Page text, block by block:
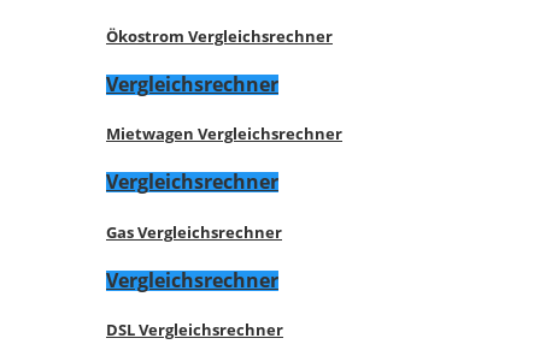
Ökostrom Vergleichsrechner
Vergleichsrechner
Mietwagen Vergleichsrechner
Vergleichsrechner
Gas Vergleichsrechner
Vergleichsrechner
DSL Vergleichsrechner